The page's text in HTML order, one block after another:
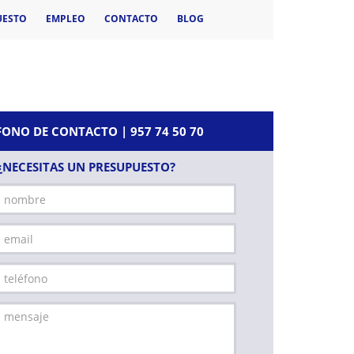
EMPLEO CONTACTO BLOG
DE CONTACTO | 957 74 50 70
UN PRESUPUESTO?